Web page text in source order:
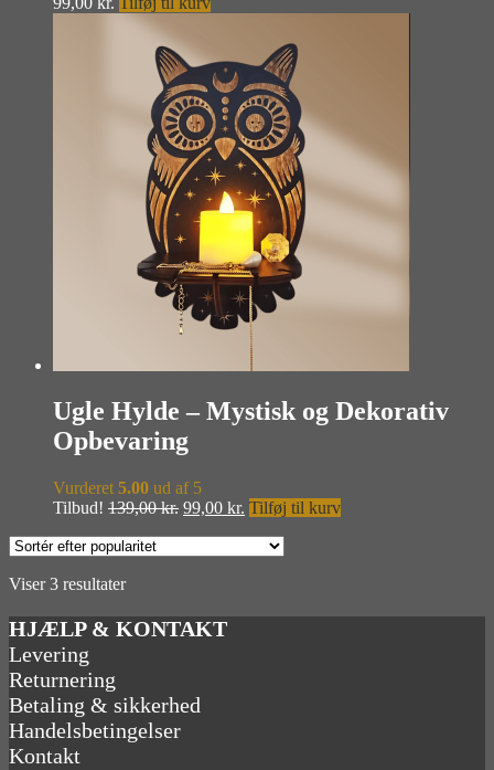
Ugle Hylde – Mystisk og Dekorativ
Opbevaring
Vurderet 5.00 ud af 5
Tilbud! 139,00kr. Den
99,00 kr. Den
Tilføj til kurv
Viser 3 resultaterSorteret
popularitet
HJÆLP & KONTAKT
Levering
Returnering
Betaling & sikkerhed
Handelsbetingelser
Kontakt